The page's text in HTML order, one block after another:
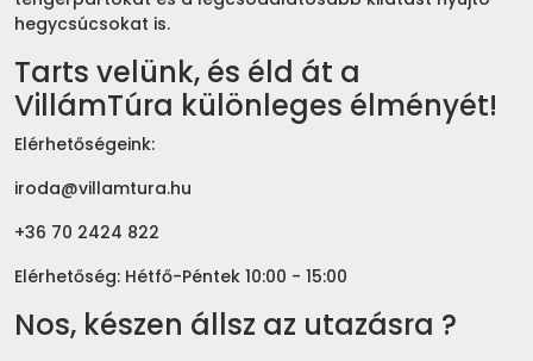
hegycsúcsokat is.
Tarts velünk, és éld át a
VillámTúra különleges élményét!
Elérhetőségeink:
iroda@villamtura.hu
+36 70 2424 822
Elérhetőség: Hétfő-Péntek 10:00 - 15:00
Nos, készen állsz az utazásra ?